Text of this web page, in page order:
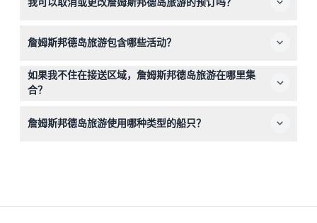
除任何转账费用）。提前不足72小时取消或未出现将收取
詹姆斯邦德岛旅游包含哪些活动？
此行程包括在宏岛红树林中划独木舟、在开岛浮潜、探索詹
姆斯邦德岛和攀牙湾的石灰岩悬崖，同时提供餐饮、饮料和
设备。
如果我不住在接送区域，詹姆斯邦德岛旅游在哪里集
合？
Pier）利姆纳（Leam Nga）集合，出发前至少提前15分钟
詹姆斯邦德岛旅游使用哪种类型的船只？